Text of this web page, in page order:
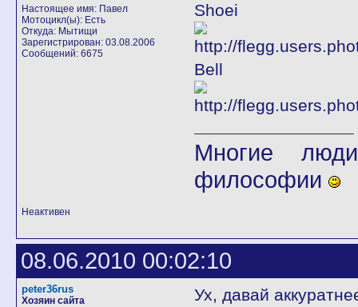
Настоящее имя: Павел
Мотоцикл(ы): Есть
Откуда: Мытищи
Зарегистрирован: 03.08.2006
Сообщений: 6675
Shoei
Bell
Многие
философии
Неактивен
08.06.2010 00:02:10
peter36rus
Хозяин сайта Ух, давай